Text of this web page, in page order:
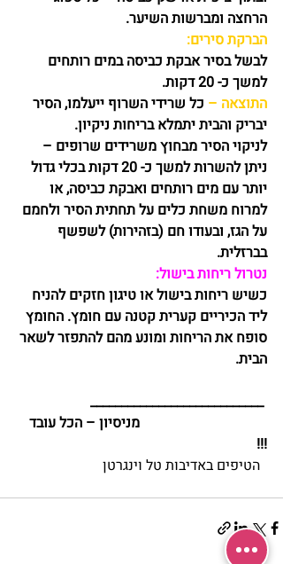
הרחצה ומברשות השיער.
הברקת סירים:
לבשל בסיר אבקת כביסה במים רותחים
למשך כ- 20 דקות.
התוצאה – כל שרידי השרוף ייעלמו, הסיר
יבריק והבית יתמלא בריחות ניקיון.
לניקוי הסיר מבחוץ משרידים שרופים –
ניתן להשרות למשך כ- 20 דקות בכלי גדול
יותר עם מים רותחים ואבקת כביסה, או
למרוח משחת כלים על תחתית הסיר ולחמם
על הגז, ובעודו חם (בזהירות) לשפשף
בברזלית.
נטרול ריחות בישול:
כשיש ריחות בישול או טיגון חזקים להניח
ליד הכיריים קערית קטנה עם חומץ. החומץ
סופח את הריחות ומונע מהם להתפזר לשאר
הבית.
____________________________
                                    מניסיון – הכל עובד
!!!